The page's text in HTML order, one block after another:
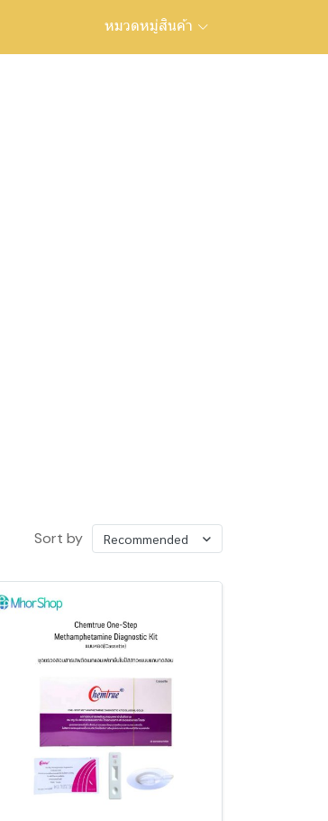
หมวดหมู่สินค้า
Sort by Recommended